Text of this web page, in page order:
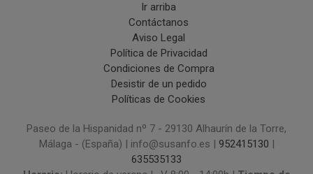
Ir arriba
Contáctanos
Aviso Legal
Política de Privacidad
Condiciones de Compra
Desistir de un pedido
Políticas de Cookies
Paseo de la Hispanidad nº 7 - 29130 Alhaurín de la Torre,
Málaga - (España) | info@susanfo.es | 952415130
635535133